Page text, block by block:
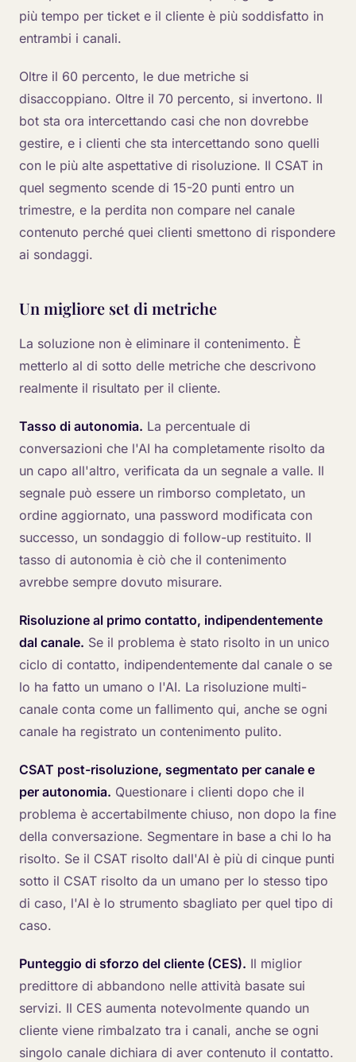
più tempo per ticket e il cliente è più soddisfatto in
entrambi i canali.
Oltre il 60 percento, le due metriche si
disaccoppiano. Oltre il 70 percento, si invertono. Il
bot sta ora intercettando casi che non dovrebbe
gestire, e i clienti che sta intercettando sono quelli
con le più alte aspettative di risoluzione. Il CSAT in
quel segmento scende di 15-20 punti entro un
trimestre, e la perdita non compare nel canale
contenuto perché quei clienti smettono di rispondere
ai sondaggi.
Un migliore set di metriche
La soluzione non è eliminare il contenimento. È
metterlo al di sotto delle metriche che descrivono
realmente il risultato per il cliente.
Tasso di autonomia. La percentuale di
conversazioni che l'AI ha completamente risolto da
un capo all'altro, verificata da un segnale a valle. Il
segnale può essere un rimborso completato, un
ordine aggiornato, una password modificata con
successo, un sondaggio di follow-up restituito. Il
tasso di autonomia è ciò che il contenimento
avrebbe sempre dovuto misurare.
Risoluzione al primo contatto, indipendentemente
dal canale. Se il problema è stato risolto in un unico
ciclo di contatto, indipendentemente dal canale o se
lo ha fatto un umano o l'AI. La risoluzione multi-
canale conta come un fallimento qui, anche se ogni
canale ha registrato un contenimento pulito.
CSAT post-risoluzione, segmentato per canale e
per autonomia. Questionare i clienti dopo che il
problema è accertabilmente chiuso, non dopo la fine
della conversazione. Segmentare in base a chi lo ha
risolto. Se il CSAT risolto dall'AI è più di cinque punti
sotto il CSAT risolto da un umano per lo stesso tipo
di caso, l'AI è lo strumento sbagliato per quel tipo di
caso.
Punteggio di sforzo del cliente (CES). Il miglior
predittore di abbandono nelle attività basate sui
servizi. Il CES aumenta notevolmente quando un
cliente viene rimbalzato tra i canali, anche se ogni
singolo canale dichiara di aver contenuto il contatto.